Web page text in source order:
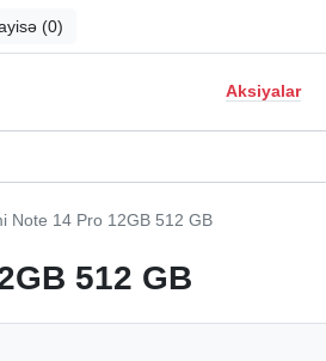
(0)
Aksiyalar
Note 14 Pro 12GB 512 GB
512 GB